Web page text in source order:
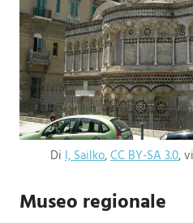
Di I, Sailko,CC BY-SA 3.0,
Museo regionale